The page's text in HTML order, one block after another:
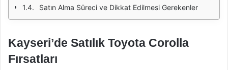
Satın Alma Süreci ve Dikkat Edilmesi Gerekenler
Kayseri’de Satılık Toyota Corolla
Fırsatları